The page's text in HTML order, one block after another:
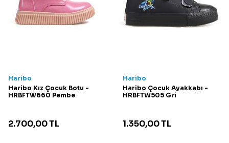
Haribo
Haribo Kız Çocuk Botu -
HRBFTW660 Pembe
2.700,00TL
Haribo
Haribo Çocuk Ayakkabı -
HRBFTW505 Gri
1.350,00TL